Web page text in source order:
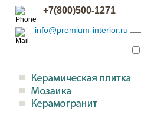
+7(800)500-1271
info@premium-interior.ru